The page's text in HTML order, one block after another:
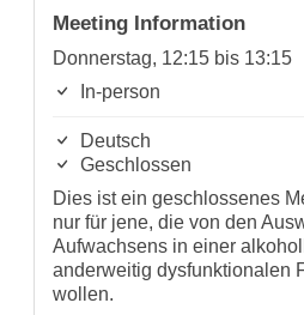
Meeting Information
Donnerstag, 12:15 bis 13:15
In-person
Deutsch
Geschlossen
Dies ist ein geschlossenes
nur für jene, die von den
Aufwachsens in einer
anderweitig dysfunktionalen
wollen.